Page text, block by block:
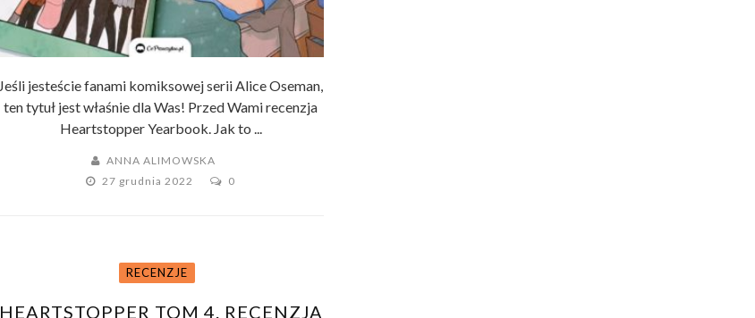
Jeśli jesteście fanami komiksowej serii Alice Oseman,
ten tytuł jest właśnie dla Was! Przed Wami recenzja
Heartstopper Yearbook. Jak to ...
ANNA ALIMOWSKA
27 grudnia 2022
0
RECENZJE
HEARTSTOPPER TOM 4. RECENZJA